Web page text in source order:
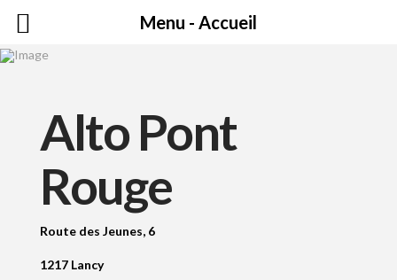
Alto Pont
Rouge
Route des Jeunes, 6
1217 Lancy
Menu - Accueil